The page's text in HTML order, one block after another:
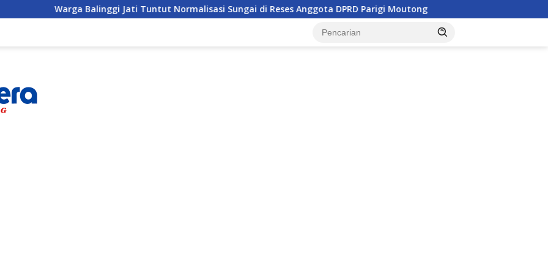
Jati Tuntut Normalisasi Sungai di Reses Anggota DPRD Parigi Moutong Penghulu di Parigi Moutong Diminta